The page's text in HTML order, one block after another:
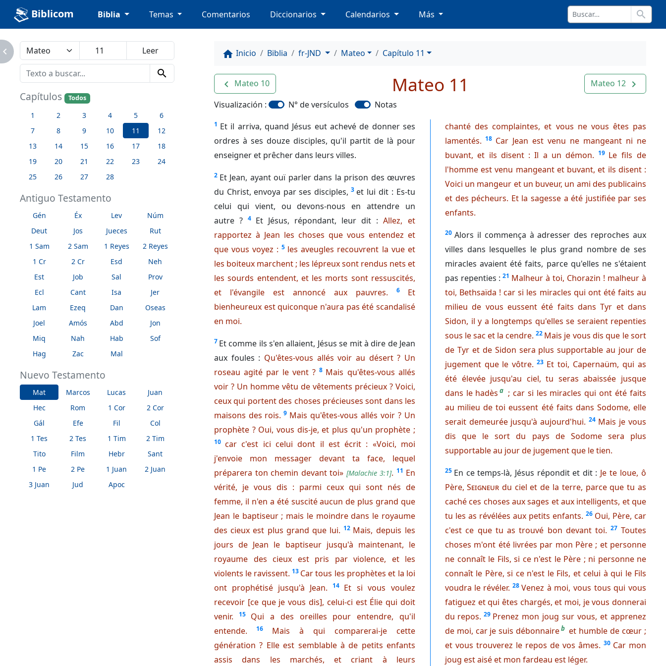
Biblicom Biblia Temas Comentarios Diccionarios Calendarios Más search
search
Capítulos Todos
1 2 3 4 5
6
7
8 9 10 11
12
13
14 15 16 17
18
19
20 21 22 23
24
25
26 27 28
Antiguo Testamento
Gén Éx Lev
Núm
Deut
Jos Jueces
Rut
1 Sam
2 Sam 1 Reyes
2 Reyes
1 Cr
2 Cr Esd
Neh
Est
Job Sal
Prov
Ecl
Cant Isa
Jer
Lam
Ezeq Dan
Oseas
Joel
Amós Abd
Jon
Miq
Nah Hab
Sof
Hag
Zac Mal
Nuevo Testamento
Mat Marcos Lucas
Juan
Hec
Rom 1 Cor
2 Cor
Gál
Efe Fil
Col
1 Tes
2 Tes 1 Tim
2 Tim
Tito
Film Hebr
Sant
1 Pe
2 Pe 1 Juan
2 Juan
3 Juan
Jud Apoc
home Inicio Biblia fr-JND Mateo Capítulo 11
navigate_before Mateo 10 Mateo 12 navigate_next
Mateo 11
Visualización : N° de versículos Notas
1 Et il arriva, quand Jésus eut achevé de donner ses
ordres à ses douze disciples, qu'il partit de là pour
enseigner et prêcher dans leurs villes.
2 Et Jean, ayant ouï parler dans la prison des œuvres
du Christ, envoya par ses disciples, 3 et lui dit : Es-tu
celui qui vient, ou devons-nous en attendre un
autre ? 4 Et Jésus, répondant, leur dit : Allez, et
rapportez à Jean les choses que vous entendez et
que vous voyez : 5 les aveugles recouvrent la vue et
les boiteux marchent ; les lépreux sont rendus nets et
les sourds entendent, et les morts sont ressuscités,
et l'évangile est annoncé aux pauvres.
6
Et
bienheureux est quiconque n'aura pas été scandalisé
en moi.
7 Et comme ils s'en allaient, Jésus se mit à dire de Jean
aux foules : Qu'êtes-vous allés voir au désert ? Un
roseau agité par le vent ? 8 Mais qu'êtes-vous allés
voir ? Un homme vêtu de vêtements précieux ? Voici,
ceux qui portent des choses précieuses sont dans les
maisons des rois. 9 Mais qu'êtes-vous allés voir ? Un
prophète ? Oui, vous dis-je, et plus qu'un prophète ;
10 car c'est ici celui dont il est écrit : «Voici, moi
j'envoie mon messager devant ta face, lequel
préparera ton chemin devant toi» [Malachie 3:1]. 11 En
vérité, je vous dis : parmi ceux qui sont nés de
femme, il n'en a été suscité aucun de plus grand que
Jean le baptiseur ; mais le moindre dans le royaume
des cieux est plus grand que lui. 12 Mais, depuis les
jours de Jean le baptiseur jusqu'à maintenant, le
royaume des cieux est pris par violence, et les
violents le ravissent. 13 Car tous les prophètes et la loi
ont prophétisé jusqu'à Jean.
14 Et si vous voulez
recevoir [ce que je vous dis], celui-ci est Élie qui doit
venir.
15
Qui a des oreilles pour entendre, qu'il
entende.
16
Mais à qui comparerai-je cette
génération ? Elle est semblable à de petits enfants
assis dans les marchés, et criant à leurs
chanté des complaintes, et vous ne vous êtes pas
lamentés. 18 Car Jean est venu ne mangeant ni ne
buvant, et ils disent : Il a un démon. 19 Le fils de
l'homme est venu mangeant et buvant, et ils disent :
Voici un mangeur et un buveur, un ami des publicains
et des pécheurs. Et la sagesse a été justifiée par ses
enfants.
20 Alors il commença à adresser des reproches aux
villes dans lesquelles le plus grand nombre de ses
miracles avaient été faits, parce qu'elles ne s'étaient
pas repenties : 21 Malheur à toi, Chorazin ! malheur à
toi, Bethsaïda ! car si les miracles qui ont été faits au
milieu de vous eussent été faits dans Tyr et dans
Sidon, il y a longtemps qu'elles se seraient repenties
sous le sac et la cendre. 22 Mais je vous dis que le sort
de Tyr et de Sidon sera plus supportable au jour de
jugement que le vôtre. 23 Et toi, Capernaüm, qui as
été élevée jusqu'au ciel, tu seras abaissée jusque
dans le hadès a ; car si les miracles qui ont été faits
au milieu de toi eussent été faits dans Sodome, elle
serait demeurée jusqu'à aujourd'hui. 24 Mais je vous
dis que le sort du pays de Sodome sera plus
supportable au jour de jugement que le tien.
25 En ce temps-là, Jésus répondit et dit : Je te loue, ô
Père, Seigneur du ciel et de la terre, parce que tu as
caché ces choses aux sages et aux intelligents, et que
tu les as révélées aux petits enfants. 26 Oui, Père, car
c'est ce que tu as trouvé bon devant toi. 27 Toutes
choses m'ont été livrées par mon Père ; et personne
ne connaît le Fils, si ce n'est le Père ; ni personne ne
connaît le Père, si ce n'est le Fils, et celui à qui le Fils
voudra le révéler. 28 Venez à moi, vous tous qui vous
fatiguez et qui êtes chargés, et moi, je vous donnerai
du repos. 29 Prenez mon joug sur vous, et apprenez
de moi, car je suis débonnaireb et humble de cœur ;
et vous trouverez le repos de vos âmes. 30 Car mon
joug est aisé et mon fardeau est léger.